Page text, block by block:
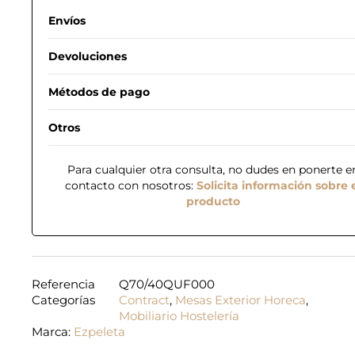
Envíos
Devoluciones
Métodos de pago
Otros
Para cualquier otra consulta, no dudes en ponerte
contacto con nosotros: Solicita información sobre
producto
Referencia
Q70/40QUF000
Categorías
Contract, Mesas Exterior Horeca,
Mobiliario Hostelería
Marca: Ezpeleta